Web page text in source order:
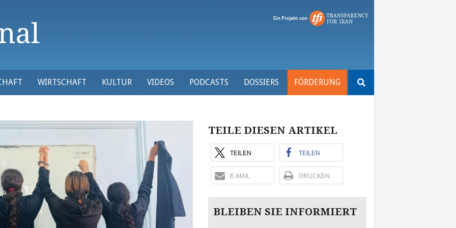
WIRTSCHAFT KULTUR VIDEOS PODCASTS DOSSIERS FÖRDERUNG
nach:
TEILE DIESEN ARTIKEL
TEILEN TEILEN
E-MAIL DRUCKEN
BLEIBEN SIE INFORMIERT